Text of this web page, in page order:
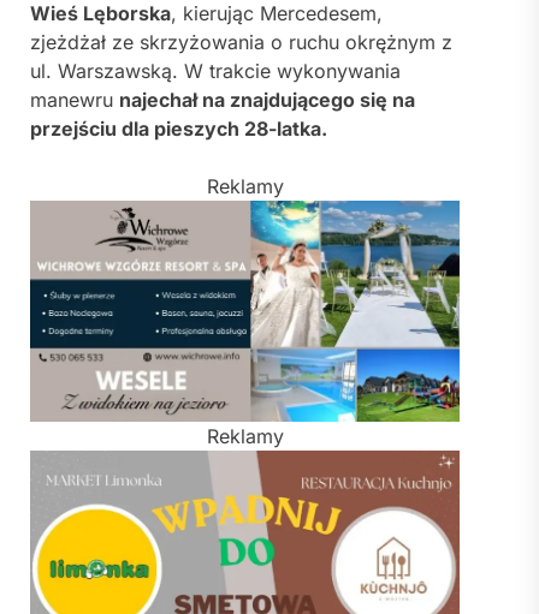
Wieś Lęborska, kierując Mercedesem,
zjeżdżał ze skrzyżowania o ruchu okrężnym z
ul. Warszawską. W trakcie wykonywania
manewru najechał na znajdującego się na
przejściu dla pieszych 28-latka.
Reklamy
Reklamy